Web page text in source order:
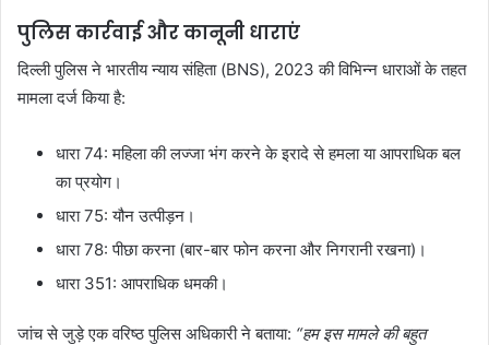
पुलिस कार्रवाई और कानूनी धाराएं
दिल्ली पुलिस ने भारतीय न्याय संहिता (BNS), 2023 की विभिन्न धाराओं के तहत
मामला दर्ज किया है:
धारा 74: महिला की लज्जा भंग करने के इरादे से हमला या आपराधिक बल
का प्रयोग।
धारा 75: यौन उत्पीड़न।
धारा 78: पीछा करना (बार-बार फोन करना और निगरानी रखना)।
धारा 351: आपराधिक धमकी।
जांच से जुड़े एक वरिष्ठ पुलिस अधिकारी ने बताया: “हम इस मामले की बहुत